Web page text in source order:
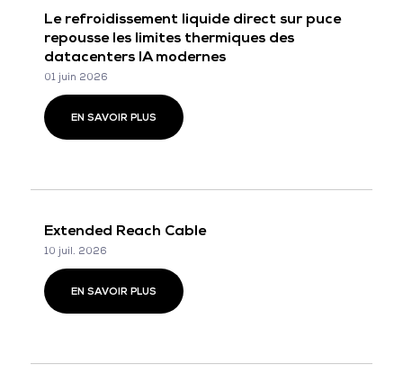
Le refroidissement liquide direct sur puce
repousse les limites thermiques des
datacenters IA modernes
01 juin 2026
EN SAVOIR PLUS
Extended Reach Cable
10 juil. 2026
EN SAVOIR PLUS